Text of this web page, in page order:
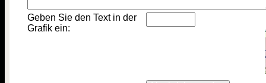
Geben Sie den Text in der
Grafik ein: